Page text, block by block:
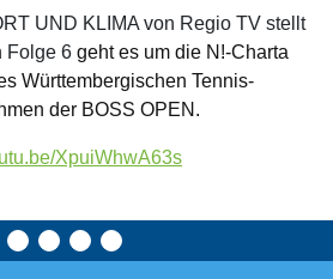
UND KLIMA von Regio TV stellt
Folge 6 geht es um die N!-Charta
Württembergischen Tennis-
der BOSS OPEN.
XpuiWhwA63s